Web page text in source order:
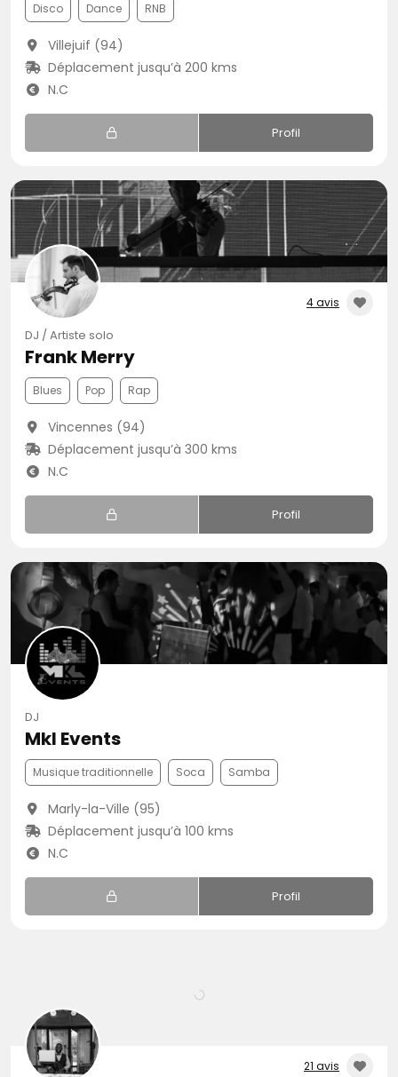
Disco Dance RNB
Villejuif (94)
Déplacement jusqu’à 200 kms
N.C
Profil
4 avis
DJ / Artiste solo
Frank Merry
Blues Pop Rap
Vincennes (94)
Déplacement jusqu’à 300 kms
N.C
Profil
DJ
Mkl Events
Musique traditionnelle Soca Samba
Marly-la-Ville (95)
Déplacement jusqu’à 100 kms
N.C
Profil
21 avis